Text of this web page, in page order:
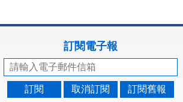
訂閱電子報
訂閱 取消訂閱 訂閱舊報